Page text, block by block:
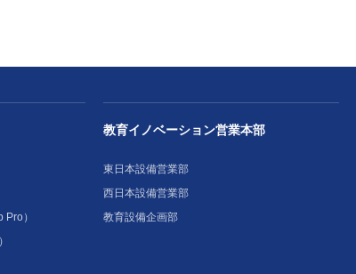
）
教育イノベーション営業本部
東日本設備営業部
西日本設備営業部
教育設備企画部